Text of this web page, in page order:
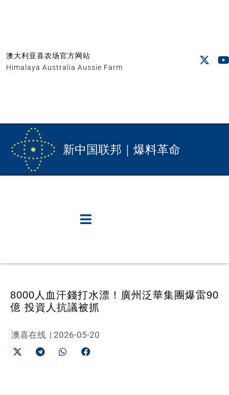
澳大利亚喜农场官方网站
Himalaya Australia Aussie Farm
新中国联邦｜爆料革命
8000人血汗錢打水漂！廣州泛華集團爆雷90
億 投資人抗議被抓
澳喜在线 | 2026-05-20